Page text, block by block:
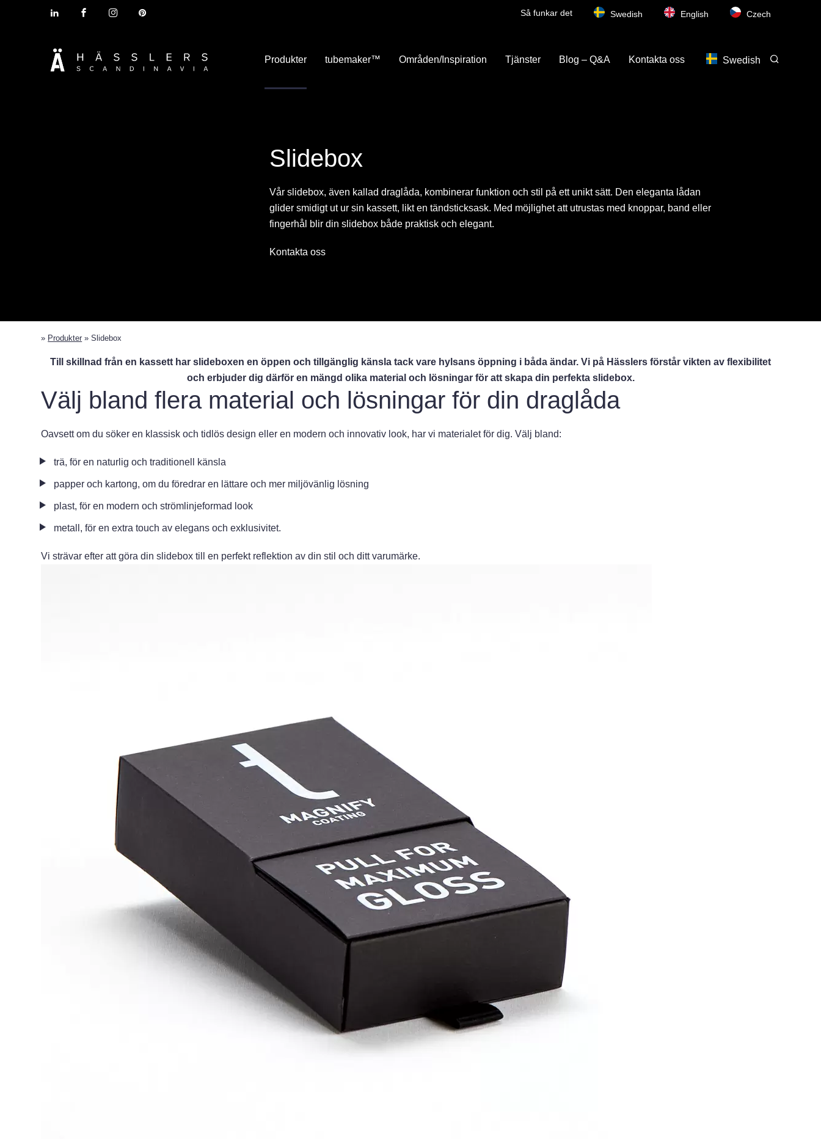
Så funkar det Swedish English Czech
Produkter tubemaker™ Områden/Inspiration Tjänster Blog – Q&A Kontakta oss Swedish
Slidebox
Vår slidebox, även kallad draglåda, kombinerar funktion och stil på ett unikt sätt. Den eleganta lådan
glider smidigt ut ur sin kassett, likt en tändsticksask. Med möjlighet att utrustas med knoppar, band eller
fingerhål blir din slidebox både praktisk och elegant.
Kontakta oss
» Produkter »Slidebox
Till skillnad från en kassett har slideboxen en öppen och tillgänglig känsla tack vare hylsans öppning i båda ändar. Vi på Hässlers förstår vikten av flexibilitet
och erbjuder dig därför en mängd olika material och lösningar för att skapa din perfekta slidebox.
Välj bland flera material och lösningar för din draglåda
Oavsett om du söker en klassisk och tidlös design eller en modern och innovativ look, har vi materialet för dig. Välj bland:
trä, för en naturlig och traditionell känsla
papper och kartong, om du föredrar en lättare och mer miljövänlig lösning
plast, för en modern och strömlinjeformad look
metall, för en extra touch av elegans och exklusivitet.
Vi strävar efter att göra din slidebox till en perfekt reflektion av din stil och ditt varumärke.